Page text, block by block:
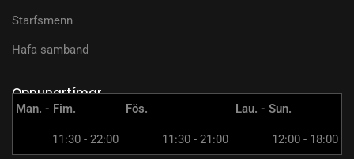
Starfsmenn
Hafa samband
Opnunartímar
Man. - Fim. Fös. Lau. - Sun.
11:30 - 22:00 11:30 - 21:00
12:00 - 18:00